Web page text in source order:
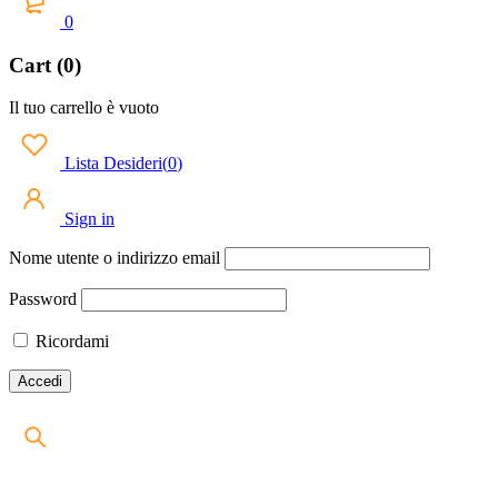
0
Cart (0)
Il tuo carrello è vuoto
Lista Desideri(0)
Sign in
Nome utente o indirizzo email
Password
Ricordami